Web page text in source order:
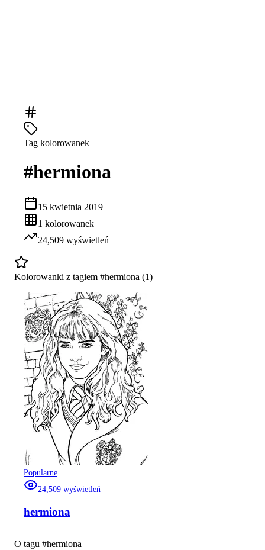
Tag kolorowanek
#hermiona
15 kwietnia 2019
1 kolorowanek
24,509 wyświetleń
Kolorowanki z tagiem #hermiona (1)
Popularne
24,509 wyświetleń
hermiona
O tagu #hermiona